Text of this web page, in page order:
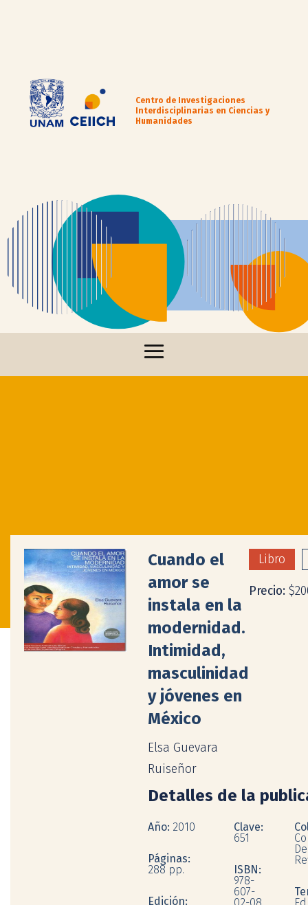
Centro de Investigaciones
Interdisciplinarias en Ciencias y
Humanidades
Cuando el
amor se
instala en la
modernidad.
Intimidad,
masculinidad
y jóvenes en
México
Elsa Guevara
Ruiseñor
Libro
Precio:
Detalles de la
Año: 2010
Páginas:
288 pp.
Edición:
Clave:
651
ISBN:
978-
607-